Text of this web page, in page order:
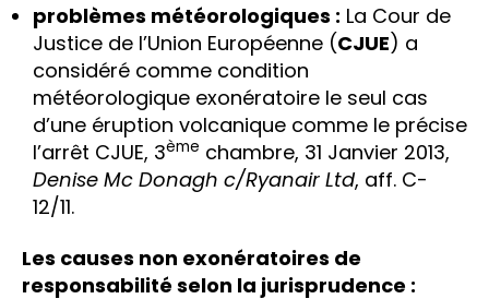
problèmes météorologiques : La Cour de
Justice de l’Union Européenne (CJUE) a
considéré comme condition
météorologique exonératoire le seul cas
d’une éruption volcanique comme le précise
l’arrêt CJUE, 3ème chambre, 31 Janvier 2013,
Denise Mc Donagh c/Ryanair Ltd, aff. C-
12/11.
Les causes non exonératoires de
responsabilité selon la jurisprudence :